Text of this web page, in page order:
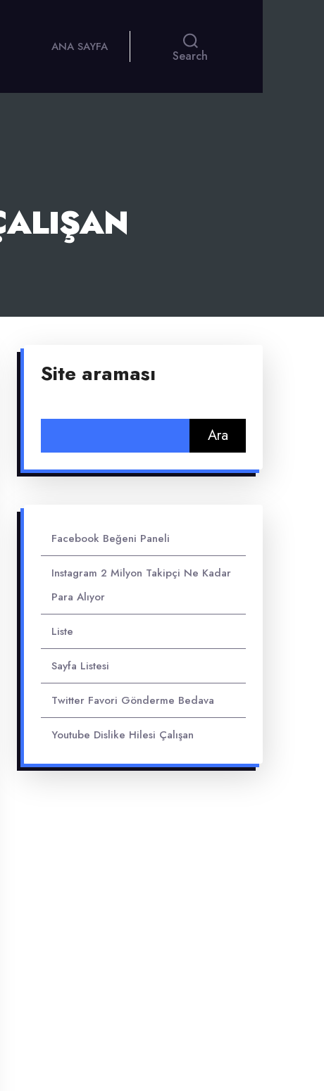
ANA SAYFA
Search
Site araması
Facebook Beğeni Paneli
Instagram 2 Milyon Takipçi Ne Kadar
Para Alıyor
Liste
Sayfa Listesi
Twitter Favori Gönderme Bedava
Youtube Dislike Hilesi Çalışan